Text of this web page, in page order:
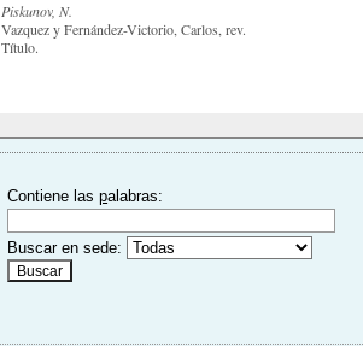
Piskunov, N.
Vazquez y Fernández-Victorio, Carlos, rev.
Título.
Contiene laspalabras:
Buscar en sede: